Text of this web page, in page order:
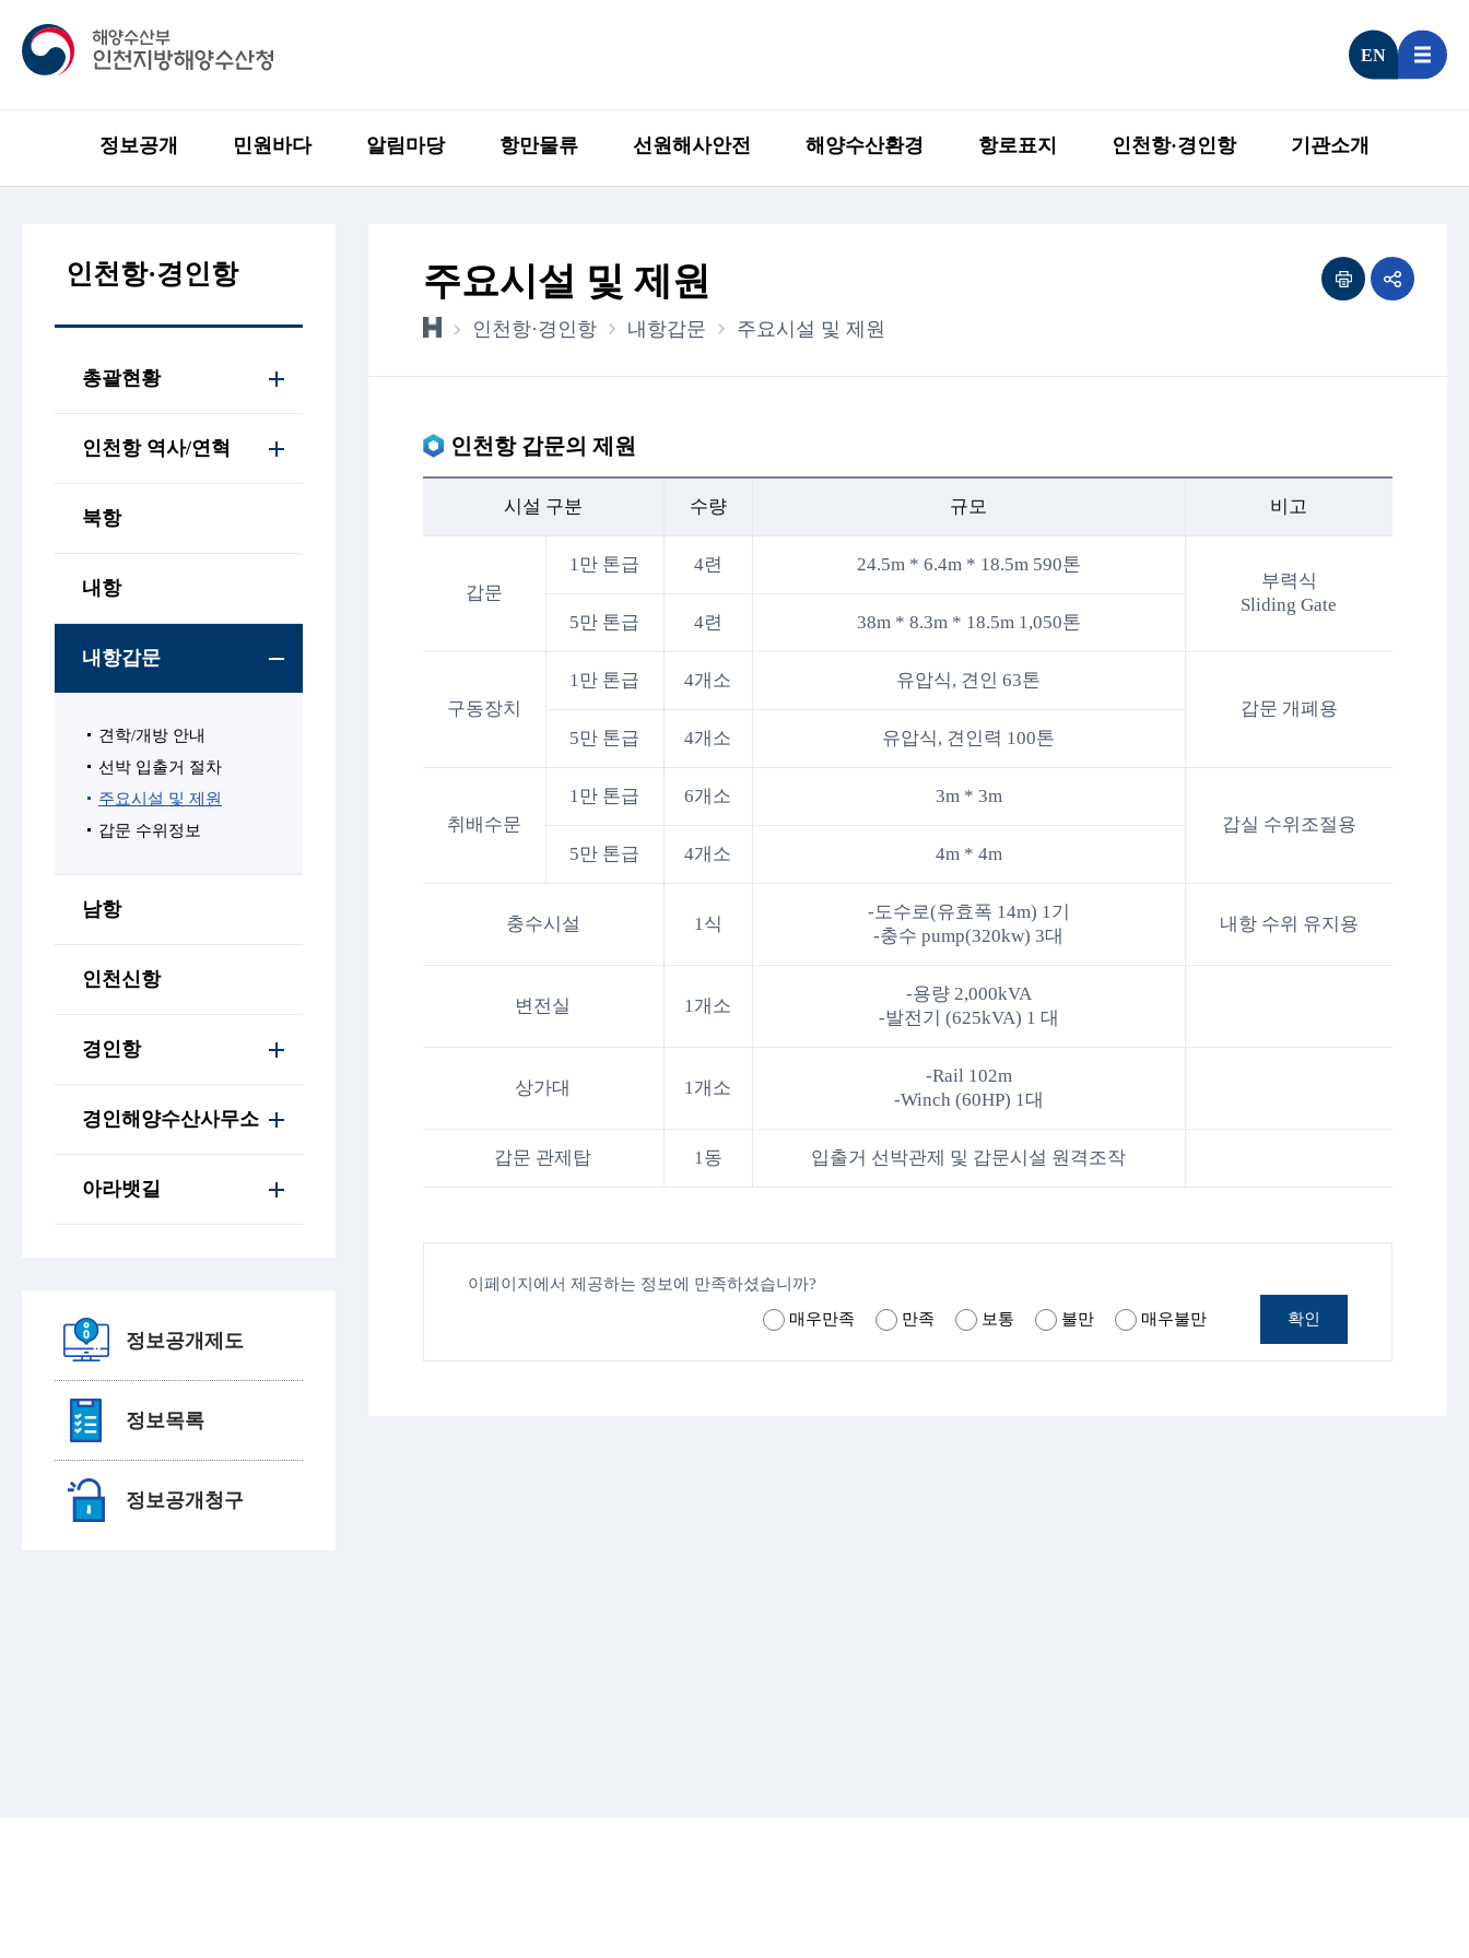
EN
정보공개 민원바다 알림마당 항만물류 선원해사안전 해양수산환경 항로표지 인천항·경인항 기관소개
인천항·경인항
총괄현황
인천항 역사/연혁
북항
내항
내항갑문
견학/개방 안내
선박 입출거 절차
주요시설 및 제원
갑문 수위정보
남항
인천신항
경인항
경인해양수산사무소
아라뱃길
정보공개제도
정보목록
정보공개청구
주요시설 및 제원
인천항·경인항 내항갑문 주요시설 및 제원
인천항 갑문의 제원
시설 구분 수량 규모 비고
갑문
1만 톤급 4련 24.5m * 6.4m * 18.5m 590톤
부력식
Sliding Gate
5만 톤급
4련 38m * 8.3m * 18.5m 1,050톤
구동장치
1만 톤급 4개소
유압식, 견인 63톤
갑문 개폐용
5만 톤급
4개소 유압식, 견인력 100톤
취배수문
1만 톤급 6개소
3m * 3m
갑실 수위조절용
5만 톤급
4개소 4m * 4m
충수시설 1식
-도수로(유효폭 14m) 1기
-충수 pump(320kw) 3대
내항 수위 유지용
변전실 1개소
-용량 2,000kVA
-발전기 (625kVA) 1 대
상가대 1개소
-Rail 102m
-Winch (60HP) 1대
갑문 관제탑 1동 입출거 선박관제 및 갑문시설 원격조작
이페이지에서 제공하는 정보에 만족하셨습니까?
매우만족 만족 보통 불만 매우불만 확인